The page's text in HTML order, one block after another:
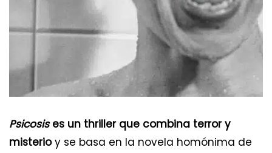
Psicosises un thriller que combina terror y
misterioy se basa en la novela homónima de